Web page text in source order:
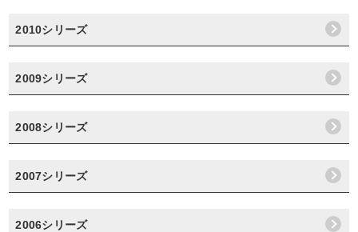
2010シリーズ
2009シリーズ
2008シリーズ
2007シリーズ
2006シリーズ